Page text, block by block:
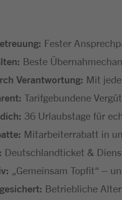
Fester
Beste
Verantwortung: Mit
Tarifgebundene
36 Urlaubstage für
Mitarbeiterrabatt in
Deutschlandticket &
„Gemeinsam Topfit“ –
Betriebliche